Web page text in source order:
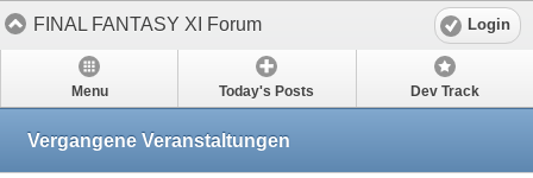
FINAL FANTASY XI Forum Login
Menu Today's Posts Dev Track
Vergangene Veranstaltungen